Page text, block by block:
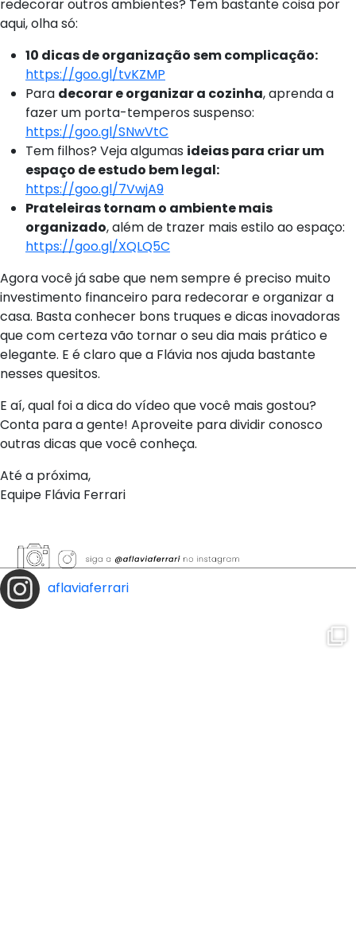
redecorar outros ambientes? Tem bastante coisa por
aqui, olha só:
10 dicas de organização sem complicação:
https://goo.gl/tvKZMP
Para decorar e organizar a cozinha, aprenda a
fazer um porta-temperos suspenso:
https://goo.gl/SNwVtC
Tem filhos? Veja algumas ideias para criar um
espaço de estudo bem legal:
https://goo.gl/7VwjA9
Prateleiras tornam o ambiente mais
organizado, além de trazer mais estilo ao espaço:
https://goo.gl/XQLQ5C
Agora você já sabe que nem sempre é preciso muito
investimento financeiro para redecorar e organizar a
casa. Basta conhecer bons truques e dicas inovadoras
que com certeza vão tornar o seu dia mais prático e
elegante. E é claro que a Flávia nos ajuda bastante
nesses quesitos.
E aí, qual foi a dica do vídeo que você mais gostou?
Conta para a gente! Aproveite para dividir conosco
outras dicas que você conheça.
Até a próxima,
Equipe Flávia Ferrari
aflaviaferrari